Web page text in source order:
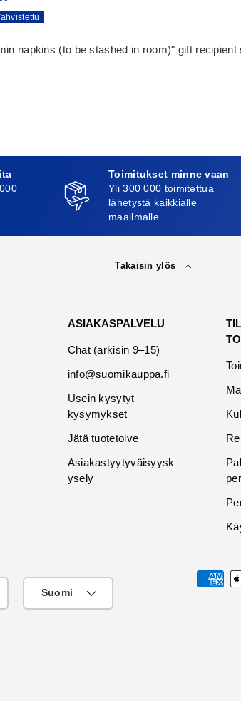
napkins (to be stashed in room)" gift recipient
Toimitukset minne vaan
Yli 300 000 toimitettua
lähetystä kaikkialle
maailmalle
Takaisin ylös
ASIAKASPALVELU
Chat (arkisin 9–15)
info@suomikauppa.fi
Usein kysytyt
kysymykset
Jätä tuotetoive
Asiakastyytyväisyysk
ysely
Maksutavat
Suomi